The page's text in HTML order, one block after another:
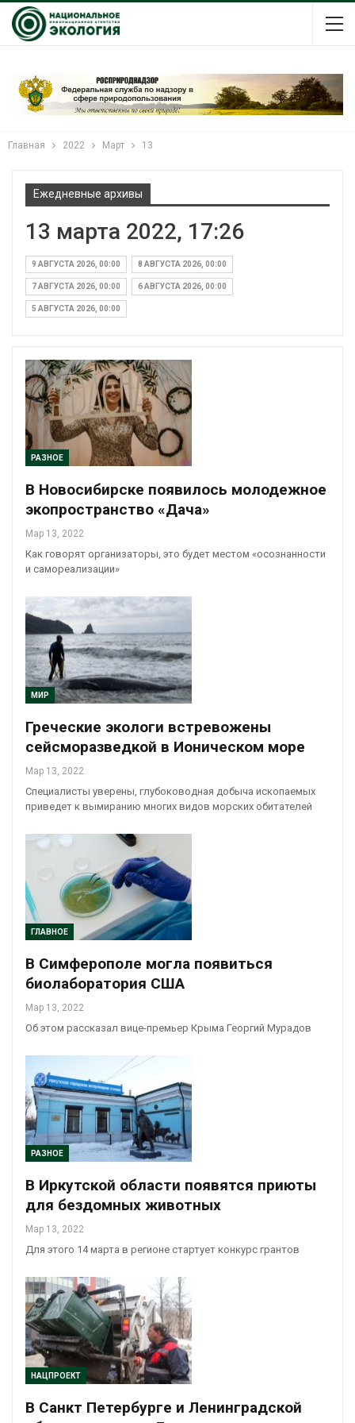
Главная 2022 Март 13
Ежедневные архивы
13 марта 2022, 17:26
9 АВГУСТА 2026, 00:00 8 АВГУСТА 2026, 00:00
7 АВГУСТА 2026, 00:00 6 АВГУСТА 2026, 00:00
5 АВГУСТА 2026, 00:00
РАЗНОЕ
В Новосибирске появилось молодежное
экопространство «Дача»
Мар 13, 2022
Как говорят организаторы, это будет местом «осознанности
и самореализации»
МИР
Греческие экологи встревожены
сейсморазведкой в Ионическом море
Мар 13, 2022
Специалисты уверены, глубоководная добыча ископаемых
приведет к вымиранию многих видов морских обитателей
ГЛАВНОЕ
В Симферополе могла появиться
биолаборатория США
Мар 13, 2022
Об этом рассказал вице-премьер Крыма Георгий Мурадов
РАЗНОЕ
В Иркутской области появятся приюты
для бездомных животных
Мар 13, 2022
Для этого 14 марта в регионе стартует конкурс грантов
НАЦПРОЕКТ
В Санкт Петербурге и Ленинградской